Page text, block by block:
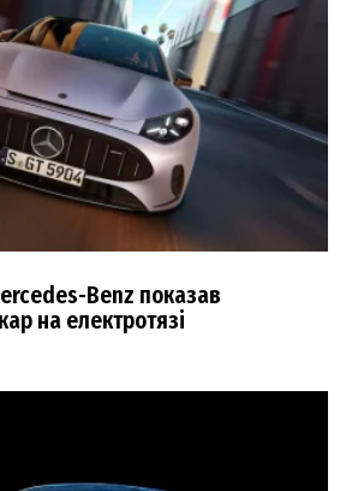
Benz показав
на електротязі